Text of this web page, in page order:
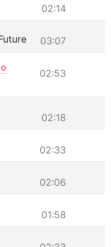
02:14
03:07
02:53
02:18
02:33
02:06
01:58